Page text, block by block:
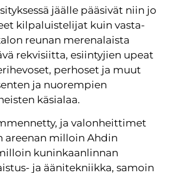
jäälle pääsivät niin jo
kilpaluistelijat kuin vasta-
reunan merenalaista
rekvisiitta, esiintyjien upeat
perhoset ja muut
ja nuorempien
käsialaa.
ja valonheittimet
areenan milloin Ahdin
kuninkaanlinnan
ja äänitekniikka, samoin